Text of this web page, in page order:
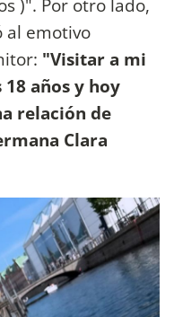
al emotivo
"Visitar a mi
años y hoy
relación de
Clara